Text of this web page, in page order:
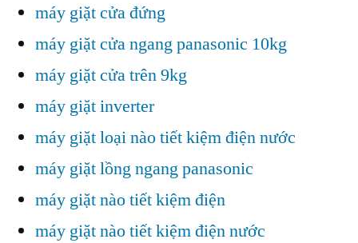
máy giặt cửa đứng
máy giặt cửa ngang panasonic 10kg
máy giặt cửa trên 9kg
máy giặt inverter
máy giặt loại nào tiết kiệm điện nước
máy giặt lồng ngang panasonic
máy giặt nào tiết kiệm điện
máy giặt nào tiết kiệm điện nước